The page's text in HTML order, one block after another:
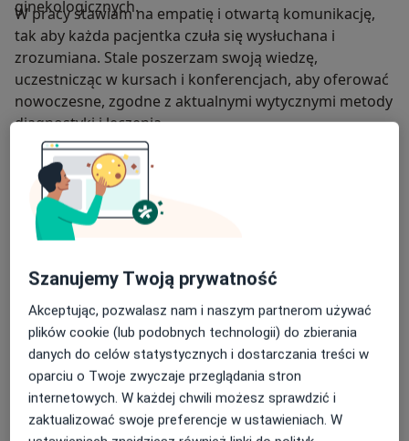
ginekologicznych.
W pracy stawiam na empatię i otwartą komunikację,
tak aby każda pacjentka czuła się wysłuchana i
zrozumiana. Stale poszerzam swoją wiedzę,
uczestnicząc w kursach i konferencjach, aby oferować
nowoczesne, zgodne z aktualnymi wytycznymi metody
diagnostyki i leczenia.
więcejO mnie
Zakres porad
Położnictwo i ginekologia
Choroby ginekologiczne
Choroby szyjki macicy
Endometrioza
Grzybica pochwy
Infekcje dróg rodnych
+12a11y_sr_more_diseases
Pacjenci których przyjmuję
Dorośli (Tylko pod niektórymi adresami)
Rodzaje konsultacji
Szanujemy Twoją prywatność
Akceptując, pozwalasz nam i naszym partnerom używać
plików cookie (lub podobnych technologii) do zbierania
danych do celów statystycznych i dostarczania treści w
oparciu o Twoje zwyczaje przeglądania stron
internetowych. W każdej chwili możesz sprawdzić i
zaktualizować swoje preferencje w ustawieniach. W